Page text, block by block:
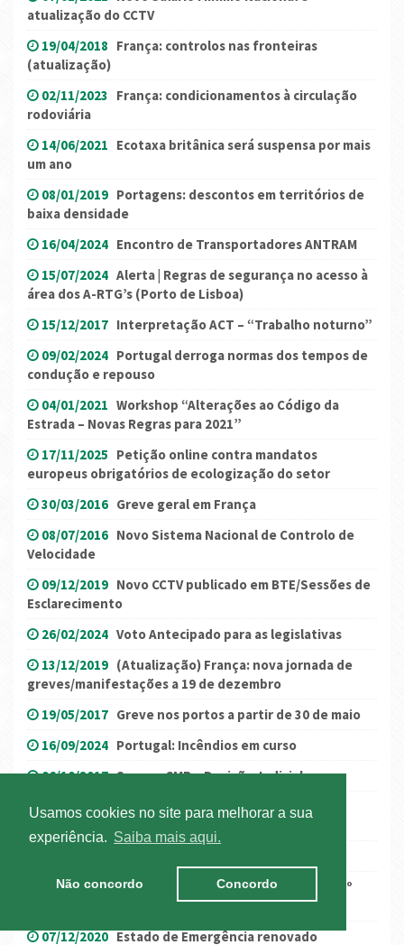
Usamos cookies no site para melhorar a sua
experiência.
Saiba mais aqui.
Não concordo Concordo
atualização do CCTV
19/04/2018 França: controlos nas fronteiras
(atualização)
02/11/2023 França: condicionamentos à circulação
rodoviária
14/06/2021 Ecotaxa britânica será suspensa por mais
um ano
08/01/2019 Portagens: descontos em territórios de
baixa densidade
16/04/2024 Encontro de Transportadores ANTRAM
15/07/2024 Alerta | Regras de segurança no acesso à
área dos A-RTG’s (Porto de Lisboa)
15/12/2017 Interpretação ACT – “Trabalho noturno”
09/02/2024 Portugal derroga normas dos tempos de
condução e repouso
04/01/2021 Workshop “Alterações ao Código da
Estrada – Novas Regras para 2021”
17/11/2025 Petição online contra mandatos
europeus obrigatórios de ecologização do setor
30/03/2016 Greve geral em França
08/07/2016 Novo Sistema Nacional de Controlo de
Velocidade
09/12/2019 Novo CCTV publicado em BTE/Sessões de
Esclarecimento
26/02/2024 Voto Antecipado para as legislativas
13/12/2019 (Atualização) França: nova jornada de
greves/manifestações a 19 de dezembro
19/05/2017 Greve nos portos a partir de 30 de maio
16/09/2024 Portugal: Incêndios em curso
06/10/2017 Seguro CMR – Decisão Judicial
12/10/2021 (Atualização) Itália: Covid-19 - novos
29/06/2022 Diferimento de obrigações fiscais - 2º
07/12/2020 Estado de Emergência renovado